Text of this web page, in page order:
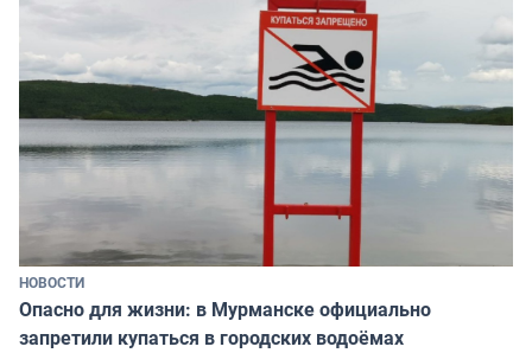
НОВОСТИ
Опасно для жизни: в Мурманске официально
запретили купаться в городских водоёмах